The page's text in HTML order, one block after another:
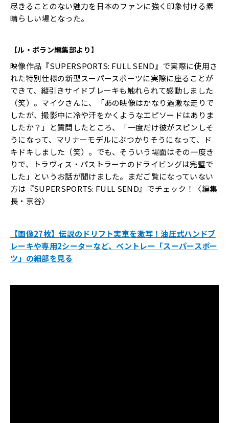
尽きることのない魅力を日本のファンに強く印象付ける素
晴らしい場となった。
【ル・ボラン編集部より】
映像作品『SUPERSPORTS: FULL SEND』で実際に使用さ
れた特別仕様の新型スーパースポーツに実際に座ることが
できて、縦引きサイドブレーキも触れられて感動しました
（笑）。マイクさんに、「あの映像はかなり過激な走りで
したが、撮影中に冷や汗をかくようなエピソードはありま
したか？」と質問したところ、「一度だけ彼がスピンしそ
うになって、マリナーモデルにぶつかりそうになって、ド
キドキしました（笑）。でも、そういう場面はその一度き
りで、トラヴィス・パストラーナのドライビングは完璧で
した」というお話が聞けました。まだご覧になっていない
方は『SUPERSPORTS: FULL SEND』でチェック！〈編集
長・京谷〉
【画像27枚】伝説のドリフト実車を激写！油圧式ハンドブ
レーキや専用2シーターなど、ベントレー「スーパースポー
ツ」の細部を見る